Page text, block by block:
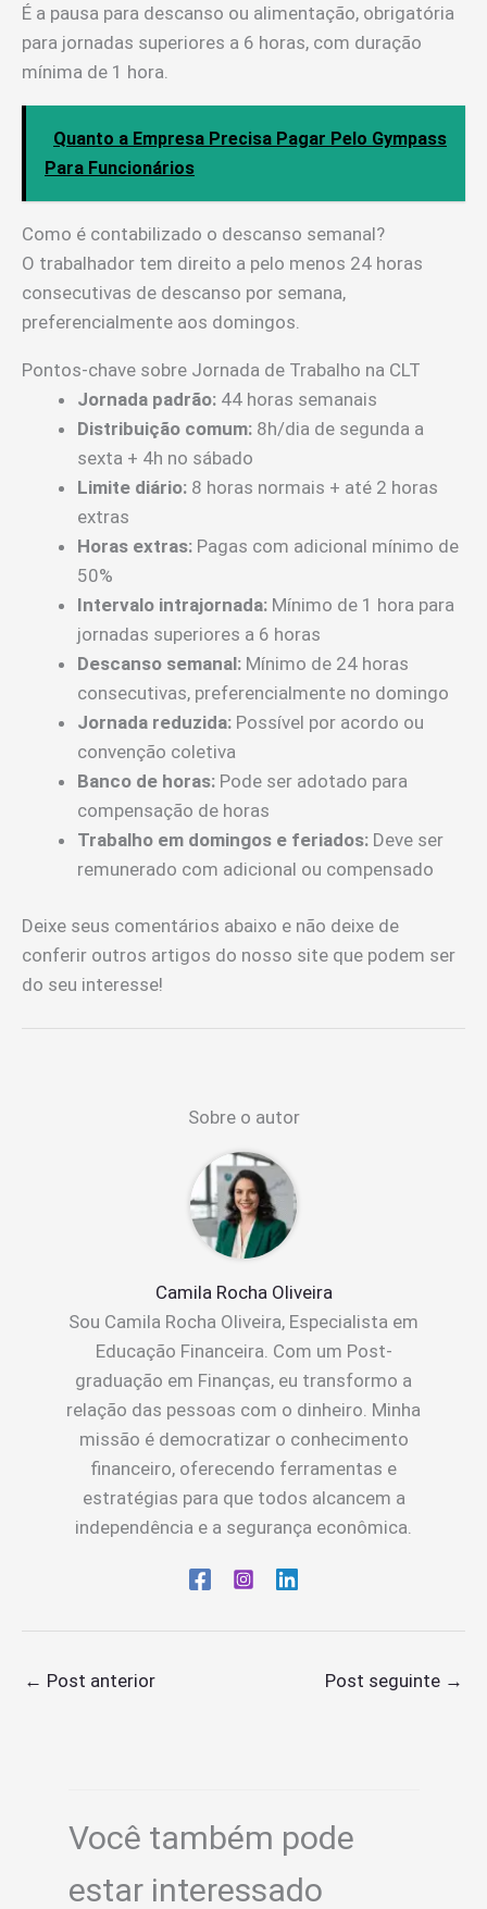
É a pausa para descanso ou alimentação, obrigatória
para jornadas superiores a 6 horas, com duração
mínima de 1 hora.
Quanto a Empresa Precisa Pagar Pelo Gympass
Para Funcionários
Como é contabilizado o descanso semanal?
O trabalhador tem direito a pelo menos 24 horas
consecutivas de descanso por semana,
preferencialmente aos domingos.
Pontos-chave sobre Jornada de Trabalho na CLT
Jornada padrão: 44 horas semanais
Distribuição comum: 8h/dia de segunda a
sexta + 4h no sábado
Limite diário: 8 horas normais + até 2 horas
extras
Horas extras: Pagas com adicional mínimo de
50%
Intervalo intrajornada: Mínimo de 1 hora para
jornadas superiores a 6 horas
Descanso semanal: Mínimo de 24 horas
consecutivas, preferencialmente no domingo
Jornada reduzida: Possível por acordo ou
convenção coletiva
Banco de horas: Pode ser adotado para
compensação de horas
Trabalho em domingos e feriados: Deve ser
remunerado com adicional ou compensado
Deixe seus comentários abaixo e não deixe de
conferir outros artigos do nosso site que podem ser
do seu interesse!
Sobre o autor
Camila Rocha Oliveira
Sou Camila Rocha Oliveira, Especialista em
Educação Financeira. Com um Post-
graduação em Finanças, eu transformo a
relação das pessoas com o dinheiro. Minha
missão é democratizar o conhecimento
financeiro, oferecendo ferramentas e
estratégias para que todos alcancem a
independência e a segurança econômica.
← Post anterior Post seguinte →
Você também pode
estar interessado